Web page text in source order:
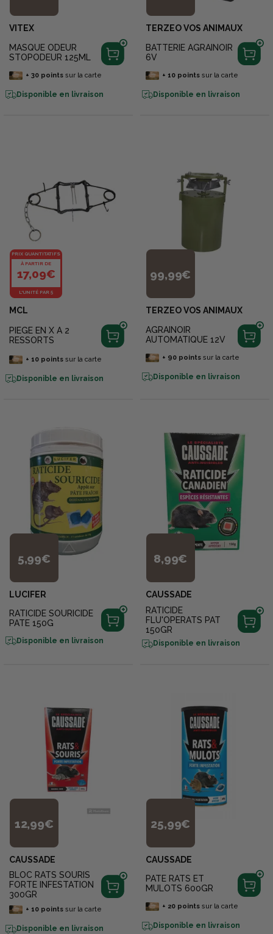
VITEX
MASQUE ODEUR
STOPODEUR 125ML
+ 30pointssur la carte
Disponible en livraison
TERZEO VOS ANIMAUX
BATTERIE AGRAINOIR
6V
+ 10pointssur la carte
Disponible en livraison
PRIX QUANTITATIFS
À PARTIR DE
17,09€
L'UNITÉ PAR 5
MCL
PIEGE EN X A 2
RESSORTS
+ 10pointssur la carte
Disponible en livraison
99,99€
TERZEO VOS ANIMAUX
AGRAINOIR
AUTOMATIQUE 12V
+ 90pointssur la carte
Disponible en livraison
5,99€
LUCIFER
RATICIDE SOURICIDE
PATE 150G
Disponible en livraison
8,99€
CAUSSADE
RATICIDE
FLU'OPERATS PAT
150GR
Disponible en livraison
12,99€
CAUSSADE
BLOC RATS SOURIS
FORTE INFESTATION
300GR
+ 10pointssur la carte
Disponible en livraison
25,99€
CAUSSADE
PATE RATS ET
MULOTS 600GR
+ 20pointssur la carte
Disponible en livraison